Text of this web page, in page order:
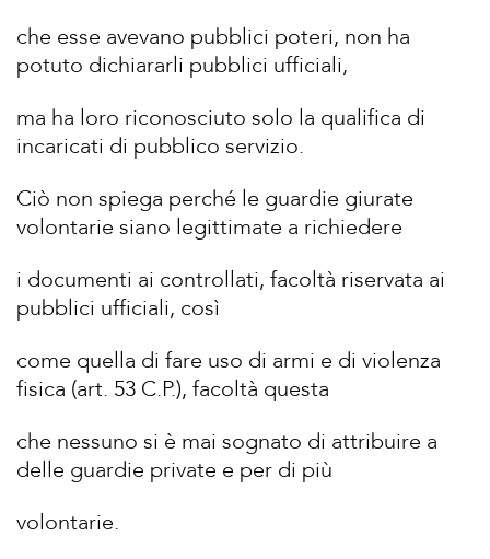
che esse avevano pubblici poteri, non ha
potuto dichiararli pubblici ufficiali,
ma ha loro riconosciuto solo la qualifica di
incaricati di pubblico servizio.
Ciò non spiega perché le guardie giurate
volontarie siano legittimate a richiedere
i documenti ai controllati, facoltà riservata ai
pubblici ufficiali, così
come quella di fare uso di armi e di violenza
fisica (art. 53 C.P.), facoltà questa
che nessuno si è mai sognato di attribuire a
delle guardie private e per di più
volontarie.